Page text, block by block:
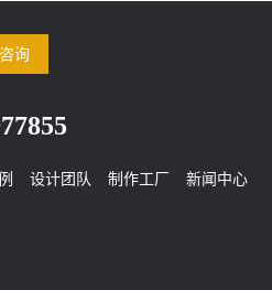
询
设计团队 制作工厂
新闻中心